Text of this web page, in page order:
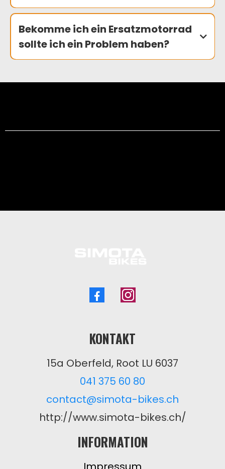
Bekomme ich ein Ersatzmotorrad
sollte ich ein Problem haben?
KONTAKT
15a Oberfeld, Root LU 6037
041 375 60 80
contact@simota-bikes.ch
http://www.simota-bikes.ch/
INFORMATION